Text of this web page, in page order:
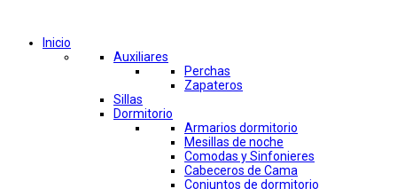
Inicio
Auxiliares
Perchas
Zapateros
Sillas
Dormitorio
Armarios dormitorio
Mesillas de noche
Comodas y Sinfonieres
Cabeceros de Cama
Conjuntos de dormitorio